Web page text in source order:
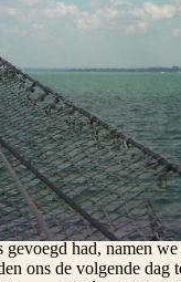
Filíppi en binnen vijf
dag der week
dag te vertrekken,
wij vergaderd waren.
door een
naar beneden en
zijn armen om hem
tijd het woord
getroost werden.
boord zouden nemen;
had, namen we
ons de volgende dag